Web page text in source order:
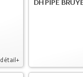
détail+
DH PIPE